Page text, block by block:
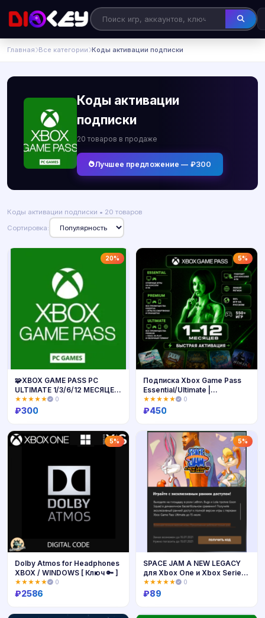
Главная Все категории Коды активации подписки
Коды активации
подписки
20 товаров в продаже
Лучшее предложение — ₽300
Коды активации подписки • 20 товаров
Сортировка:
20%
Купить
🧩XBOX GAME PASS PC
ULTIMATE 1/3/6/12 МЕСЯЦЕВ
🚀БЫСТРО
★★★★★ 0
₽300
5%
Купить
Подписка Xbox Game Pass
Essential/Ultimate |
РФ+СНГ+МИР
★★★★★ 0
₽450
5%
Dolby Atmos for Headphones
XBOX / WINDOWS [ Ключ 🔑 ]
★★★★★ 0
₽2586
5%
SPACE JAM A NEW LEGACY
для Xbox One и Xbox Series
X|S
★★★★★ 0
₽89